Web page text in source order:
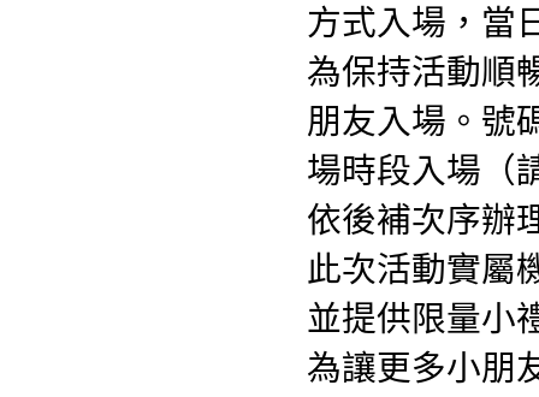
方式入場，當
為保持活動順
朋友入場。號
場時段入場（
依後補次序辦
此次活動實屬
並提供限量小
為讓更多小朋